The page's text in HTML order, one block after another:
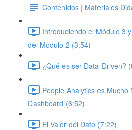
Contenidos | Materiales
Introduciendo el Módulo 3
del Módulo 2 (3:54)
¿Qué es ser Data-Driven?
People Analytics es Mucho
Dashboard (6:52)
El Valor del Dato (7:22)